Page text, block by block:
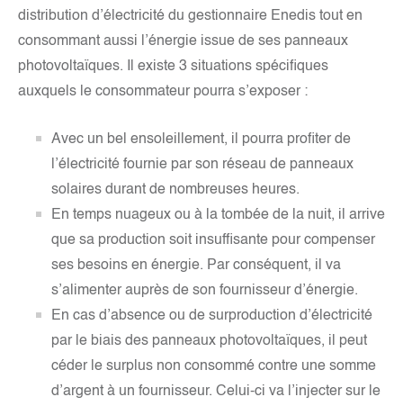
distribution d’électricité du gestionnaire Enedis tout en
consommant aussi l’énergie issue de ses panneaux
photovoltaïques. Il existe 3 situations spécifiques
auxquels le consommateur pourra s’exposer :
Avec un bel ensoleillement, il pourra profiter de
l’électricité fournie par son réseau de panneaux
solaires durant de nombreuses heures.
En temps nuageux ou à la tombée de la nuit, il arrive
que sa production soit insuffisante pour compenser
ses besoins en énergie. Par conséquent, il va
s’alimenter auprès de son fournisseur d’énergie.
En cas d’absence ou de surproduction d’électricité
par le biais des panneaux photovoltaïques, il peut
céder le surplus non consommé contre une somme
d’argent à un fournisseur. Celui-ci va l’injecter sur le